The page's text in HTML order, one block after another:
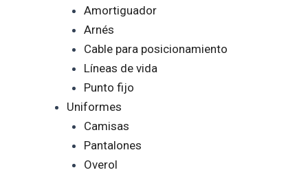
Amortiguador
Arnés
Cable para posicionamiento
Líneas de vida
Punto fijo
Uniformes
Camisas
Pantalones
Overol